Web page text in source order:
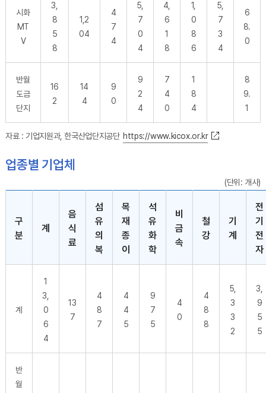
시화
MT
V
3,
8
5
8
1,2
04
4
7
4
5,
7
0
4
4,
6
1
8
1,
0
8
6
5,
7
3
4
6
8.
0
반월
도금
단지
16
2
14
4
9
0
9
2
4
7
4
0
1
8
4
8
9.
1
자료 : 기업지원과, 한국산업단지공단 https://www.kicox.or.kr
업종별 기업체
(단위: 개사)
구
분
계
음
식
료
섬
유
의
복
목
재
종
이
석
유
화
학
비
금
속
철
강
기
계
전
기
전
자
계
1
3,
0
6
4
13
7
4
8
7
4
4
5
9
7
5
4
0
4
8
8
5,
3
3
2
3,
9
5
5
반
월